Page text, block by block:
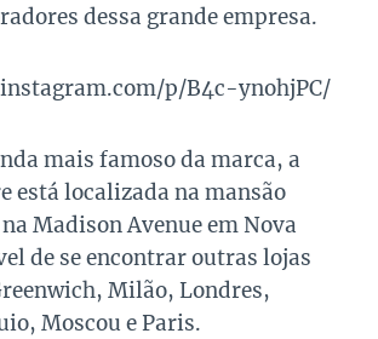
dessa grande empresa.
p/B4c-ynohjPC/
mais famoso da marca, a
está localizada na mansão
Madison Avenue em Nova
de se encontrar outras lojas
Milão, Londres,
Moscou e Paris.